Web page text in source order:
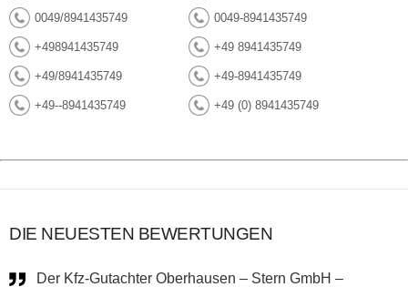
0049/8941435749 0049-8941435749
+498941435749 +49 8941435749
+49/8941435749 +49-8941435749
+49--8941435749 +49 (0) 8941435749
DIE NEUESTEN BEWERTUNGEN
Der Kfz-Gutachter Oberhausen – Stern GmbH –